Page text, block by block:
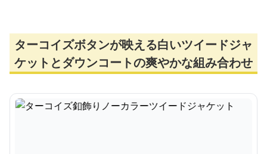
ターコイズボタンが映える白いツイードジャ
ケットとダウンコートの爽やかな組み合わせ